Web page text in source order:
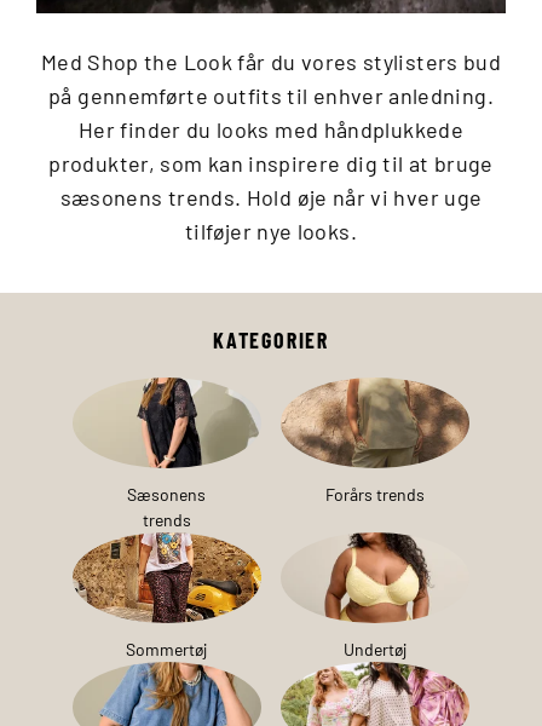
Med Shop the Look får du vores stylisters bud
på gennemførte outfits til enhver anledning.
Her finder du looks med håndplukkede
produkter, som kan inspirere dig til at bruge
sæsonens trends. Hold øje når vi hver uge
tilføjer nye looks.
KATEGORIER
Sæsonens
trends
Forårs trends
Sommertøj Undertøj